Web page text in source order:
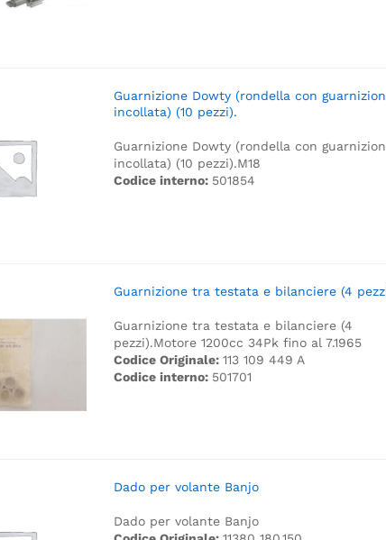
Guarnizione Dowty (rondella con
incollata) (10 pezzi).
Guarnizione Dowty (rondella con
incollata) (10 pezzi).M18
Codice interno: 501854
Guarnizione tra testata e bilanciere (4
Guarnizione tra testata e bilanciere (4
pezzi).Motore 1200cc 34Pk fino al 7.1965
Codice Originale: 113 109 449 A
Codice interno: 501701
Dado per volante Banjo
Dado per volante Banjo